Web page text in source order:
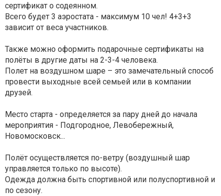
сертификат о содеянном.
Всего будет 3 аэростата - максимум 10 чел! 4+3+3
зависит от веса участников.
Также можно оформить подарочные сертификаты на
полёты в другие даты на 2-3-4 человека.
Полет на воздушном шаре – это замечательный способ
провести выходные всей семьей или в компании
друзей.
Место старта - определяется за пару дней до начала
мероприятия - Подгородное, Левобережный,
Новомосковск...
Полёт осуществляется по-ветру (воздушный шар
управляется только по высоте).
Одежда должна быть спортивной или полуспортивной и
по сезону.